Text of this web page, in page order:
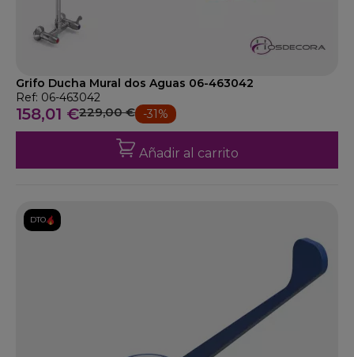
Grifo Ducha Mural dos Aguas 06-463042
Ref: 06-463042
158,01 €229,00 € -31%
Añadir al carrito
DTO.